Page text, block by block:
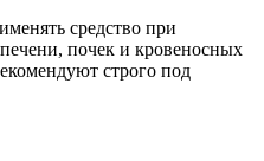
средство при
почек и кровеносных
строго под